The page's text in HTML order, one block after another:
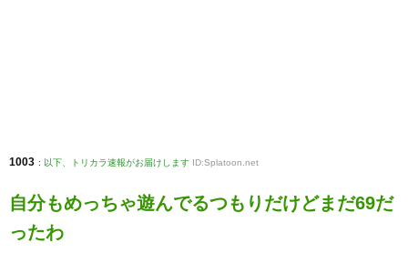
1003 : 以下、トリカラ速報がお届けします ID:Splatoon.net
自分もめっちゃ遊んでるつもりだけどまだ69だ
ったわ